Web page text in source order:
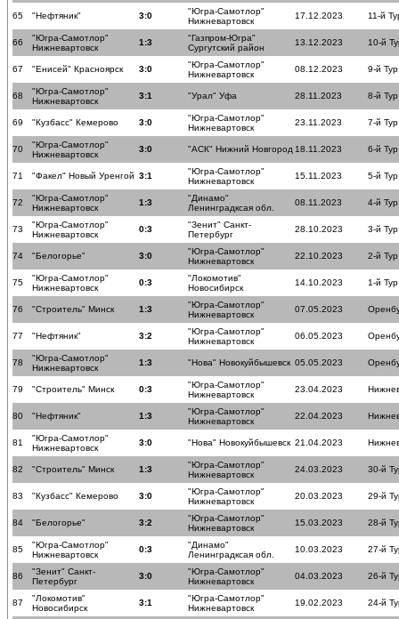
65 "Нефтяник" 3:0
"Югра-Самотлор"
Нижневартовск
17.12.2023 11-й
66
"Югра-Самотлор"
Нижневартовск
1:3
"Газпром-Югра"
Сургутский район
13.12.2023 10-й
67 "Енисей" Красноярск 3:0
"Югра-Самотлор"
Нижневартовск
08.12.2023 9-й Тур
68
"Югра-Самотлор"
Нижневартовск
3:1 "Урал" Уфа 28.11.2023 8-й Тур
69 "Кузбасс" Кемерово 3:0
"Югра-Самотлор"
Нижневартовск
23.11.2023 7-й Тур
70
"Югра-Самотлор"
Нижневартовск
3:0 "АСК" Нижний Новгород 18.11.2023 6-й Тур
71 "Факел" Новый Уренгой 3:1
"Югра-Самотлор"
Нижневартовск
15.11.2023 5-й Тур
72
"Югра-Самотлор"
Нижневартовск
1:3
"Динамо"
Ленинградксая обл.
08.11.2023 4-й Тур
73
"Югра-Самотлор"
Нижневартовск
0:3
"Зенит" Санкт-
Петербург
28.10.2023 3-й Тур
74 "Белогорье" 3:0
"Югра-Самотлор"
Нижневартовск
22.10.2023 2-й Тур
75
"Югра-Самотлор"
Нижневартовск
0:3
"Локомотив"
Новосибирск
14.10.2023 1-й Тур
76 "Строитель" Минск 1:3
"Югра-Самотлор"
Нижневартовск
07.05.2023
77 "Нефтяник" 3:2
"Югра-Самотлор"
Нижневартовск
06.05.2023
78
"Югра-Самотлор"
Нижневартовск
1:3 "Нова" Новокуйбышевск 05.05.2023
79 "Строитель" Минск 0:3
"Югра-Самотлор"
Нижневартовск
23.04.2023
80 "Нефтяник" 1:3
"Югра-Самотлор"
Нижневартовск
22.04.2023
81
"Югра-Самотлор"
Нижневартовск
3:0 "Нова" Новокуйбышевск 21.04.2023
82 "Строитель" Минск 1:3
"Югра-Самотлор"
Нижневартовск
24.03.2023 30-й
83 "Кузбасс" Кемерово 3:0
"Югра-Самотлор"
Нижневартовск
20.03.2023 29-й
84 "Белогорье" 3:2
"Югра-Самотлор"
Нижневартовск
15.03.2023 28-й
85
"Югра-Самотлор"
Нижневартовск
0:3
"Динамо"
Ленинградксая обл.
10.03.2023 27-й
86
"Зенит" Санкт-
Петербург
3:0
"Югра-Самотлор"
Нижневартовск
04.03.2023 26-й
87
"Локомотив"
Новосибирск
3:1
"Югра-Самотлор"
Нижневартовск
19.02.2023 24-й